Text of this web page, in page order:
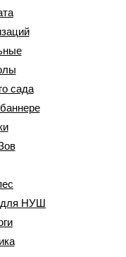
сада
для НУШ